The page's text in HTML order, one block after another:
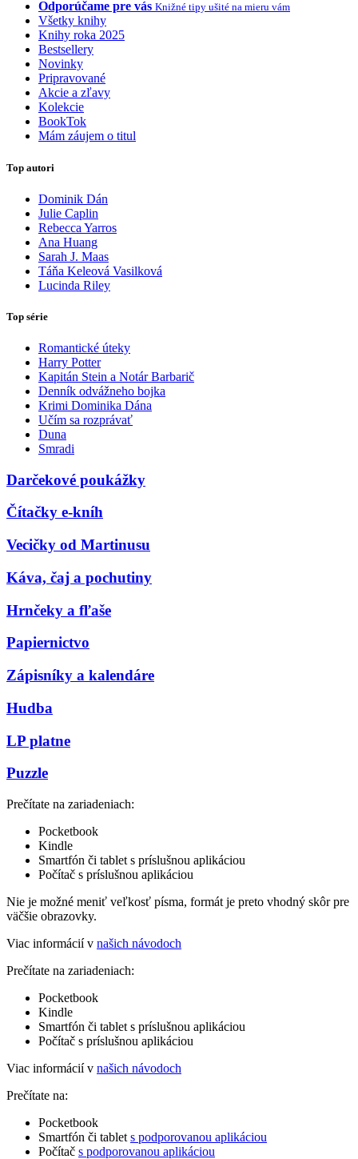
Odporúčame pre vás Knižné tipy ušité na mieru vám
Všetky knihy
Knihy roka 2025
Bestsellery
Novinky
Pripravované
Akcie a zľavy
Kolekcie
BookTok
Mám záujem o titul
Top autori
Dominik Dán
Julie Caplin
Rebecca Yarros
Ana Huang
Sarah J. Maas
Táňa Keleová Vasilková
Lucinda Riley
Top série
Romantické úteky
Harry Potter
Kapitán Stein a Notár Barbarič
Denník odvážneho bojka
Krimi Dominika Dána
Učím sa rozprávať
Duna
Smradi
Darčekové poukážky
Čítačky e-kníh
Vecičky od Martinusu
Káva, čaj a pochutiny
Hrnčeky a fľaše
Papiernictvo
Zápisníky a kalendáre
Hudba
LP platne
Puzzle
Prečítate na zariadeniach:
Pocketbook
Kindle
Smartfón či tablet s príslušnou aplikáciou
Počítač s príslušnou aplikáciou
Nie je možné meniť veľkosť písma, formát je preto vhodný skôr pre
väčšie obrazovky.
Viac informácií v našich návodoch
Prečítate na zariadeniach:
Pocketbook
Kindle
Smartfón či tablet s príslušnou aplikáciou
Počítač s príslušnou aplikáciou
Viac informácií v našich návodoch
Prečítate na:
Pocketbook
Smartfón či tablet s podporovanou aplikáciou
Počítač s podporovanou aplikáciou